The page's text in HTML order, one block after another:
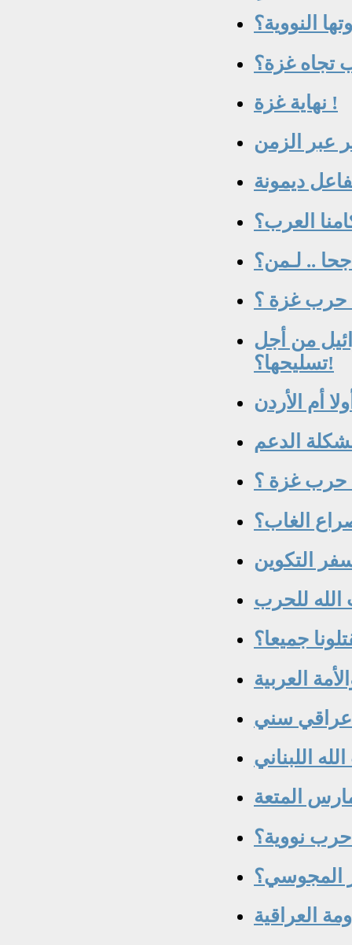
تجاه غزة؟
نهاية غزة !
من أجل
تسليحها؟!